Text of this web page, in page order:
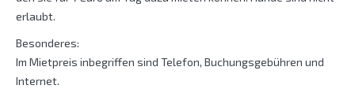
erlaubt.
Besonderes:
Im Mietpreis inbegriffen sind Telefon, Buchungsgebühren und
Internet.